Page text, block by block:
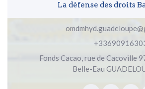
La défense des droits
Fonds Cacao, rue de Cacoville
Belle-Eau